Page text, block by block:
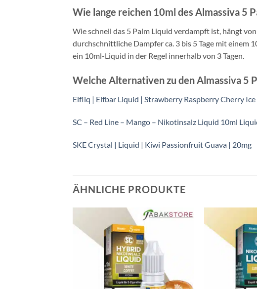
Wie lange reichen 10ml des Almassiva 5
Wie schnell das 5 Palm Liquid verdampft ist, hängt
durchschnittliche Dampfer ca. 3 bis 5 Tage mit einem
ein 10ml-Liquid in der Regel innerhalb von 3 Tagen.
Welche Alternativen zu den Almassiva 5
Elfliq | Elfbar Liquid | Strawberry Raspberry Cherry
SC – Red Line – Mango – Nikotinsalz Liquid 10ml
SKE Crystal | Liquid | Kiwi Passionfruit Guava | 20mg
ÄHNLICHE PRODUKTE